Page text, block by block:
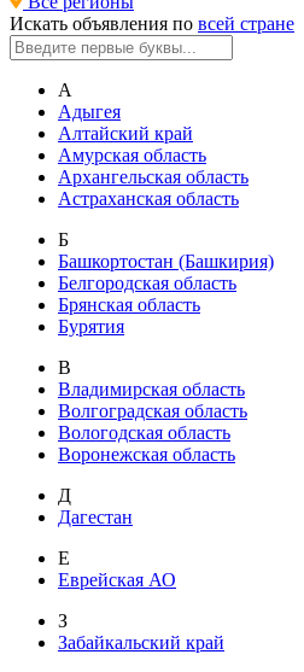
Искать объявления по всей стране
А
Адыгея
Алтайский край
Амурская область
Архангельская область
Астраханская область
Б
Башкортостан (Башкирия)
Белгородская область
Брянская область
Бурятия
В
Владимирская область
Волгоградская область
Вологодская область
Воронежская область
Д
Дагестан
Е
Еврейская АО
З
Забайкальский край